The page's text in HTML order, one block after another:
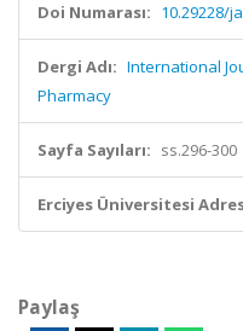
Doi Numarası: 10.29228/
Dergi Adı: International
Pharmacy
Sayfa Sayıları: ss.296-300
Erciyes Üniversitesi
Paylaş